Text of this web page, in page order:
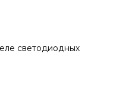
светодиодных